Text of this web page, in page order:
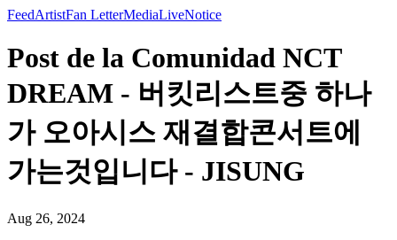
FeedArtistFan LetterMediaLiveNotice
Post de la Comunidad NCT
DREAM - 버킷리스트중 하나
가 오아시스 재결합콘서트에
가는것입니다 - JISUNG
Aug 26, 2024